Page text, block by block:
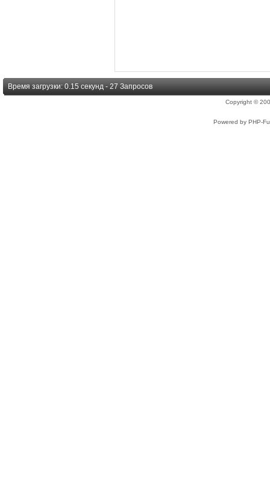
Время загрузки: 0.15 секунд - 27 Запросов
Copyright ©
Powered by PHP-